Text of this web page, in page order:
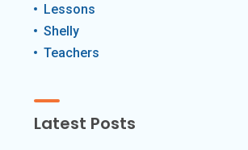
Lessons
Shelly
Teachers
Latest Posts